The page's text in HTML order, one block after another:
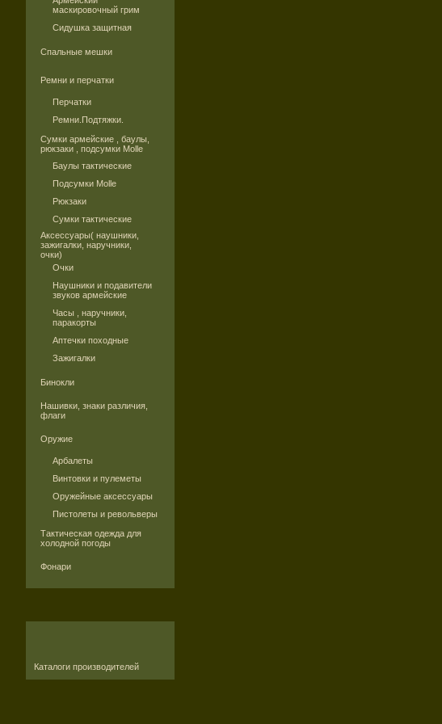
маскировочный грим
Сидушка защитная
Спальные мешки
Ремни и перчатки
Перчатки
Ремни.Подтяжки.
Сумки армейские , баулы,
рюкзаки , подсумки Molle
Баулы тактические
Подсумки Molle
Рюкзаки
Сумки тактические
Аксессуары( наушники,
зажигалки, наручники,
очки)
Очки
Наушники и подавители
звуков армейские
Часы , наручники,
паракорты
Аптечки походные
Зажигалки
Бинокли
Нашивки, знаки различия,
флаги
Оружие
Арбалеты
Винтовки и пулеметы
Оружейные аксессуары
Пистолеты и револьверы
Тактическая одежда для
холодной погоды
Фонари
Каталоги производителей